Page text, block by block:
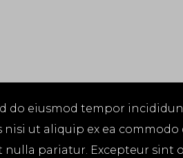
do eiusmod tempor
ut aliquip ex ea
pariatur. Excepteur sint